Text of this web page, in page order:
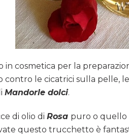
in cosmetica per la
contro le cicatrici sulla pelle,
Mandorle dolci.
di olio di Rosa puro o quello
questo trucchetto è